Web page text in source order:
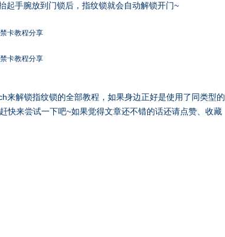
起手腕放到门锁后，指纹锁就会自动解锁开门~
来解锁指纹锁的全部教程，如果身边正好是使用了同类型的
快来尝试一下吧~如果觉得文章还不错的话还请点赞、收藏